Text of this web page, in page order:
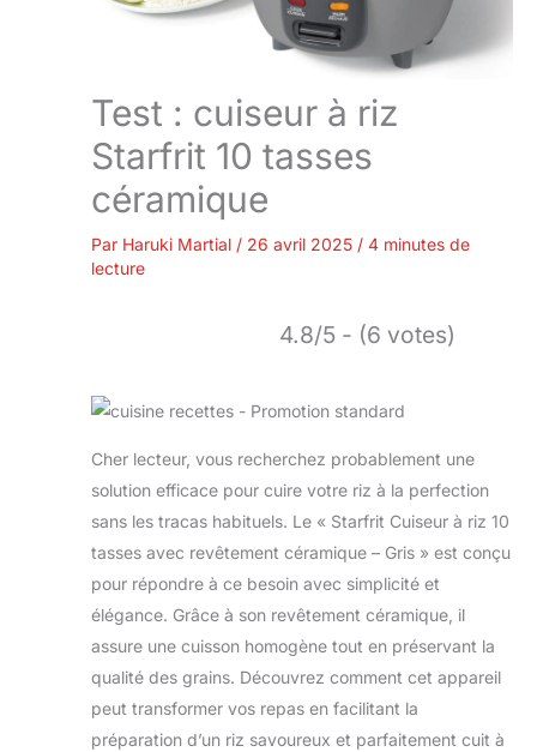
Test : cuiseur à riz
Starfrit 10 tasses
céramique
Par Haruki Martial / 26 avril 2025 / 4 minutes de
lecture
4.8/5 - (6 votes)
Cher lecteur, vous recherchez probablement une
solution efficace pour cuire votre riz à la perfection
sans les tracas habituels. Le « Starfrit Cuiseur à riz 10
tasses avec revêtement céramique – Gris » est conçu
pour répondre à ce besoin avec simplicité et
élégance. Grâce à son revêtement céramique, il
assure une cuisson homogène tout en préservant la
qualité des grains. Découvrez comment cet appareil
peut transformer vos repas en facilitant la
préparation d’un riz savoureux et parfaitement cuit à